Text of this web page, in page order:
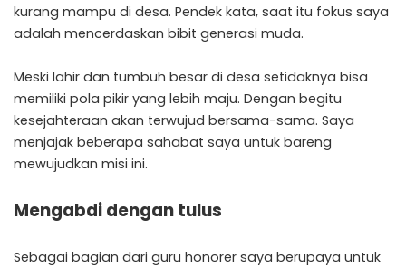
kurang mampu di desa. Pendek kata, saat itu fokus saya
adalah mencerdaskan bibit generasi muda.
Meski lahir dan tumbuh besar di desa setidaknya bisa
memiliki pola pikir yang lebih maju. Dengan begitu
kesejahteraan akan terwujud bersama-sama. Saya
menjajak beberapa sahabat saya untuk bareng
mewujudkan misi ini.
Mengabdi dengan tulus
Sebagai bagian dari guru honorer saya berupaya untuk